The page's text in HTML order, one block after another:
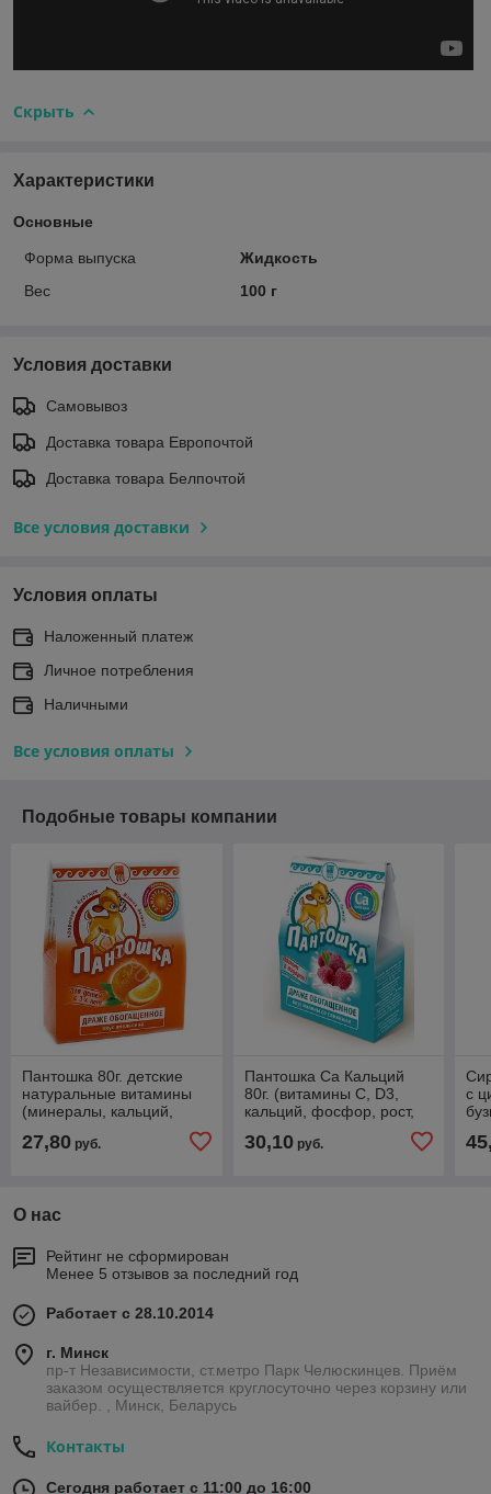
Скрыть
Характеристики
Основные
Форма выпуска
Жидкость
Вес
100 г
Условия доставки
Самовывоз
Доставка товара Европочтой
Доставка товара Белпочтой
Все условия доставки
Условия оплаты
Наложенный платеж
Личное потребления
Наличными
Все условия оплаты
Подобные товары компании
Пантошка 80г. детские
натуральные витамины
(минералы, кальций,
железо, йод, иммунитет,
развитие, рост, грипп)
27,80 руб.
Пантошка Ca Кальций
80г. (витамины С, D3,
кальций, фосфор, рост,
травмы, занятие
30,10руб.
с
О нас
Рейтинг не сформирован
Менее 5 отзывов за последний год
Работает с 28.10.2014
г. Минск
пр-т Независимости, ст.метро Парк Челюскинцев. Приём
заказом осуществляется круглосуточно через корзину или
вайбер. , Минск, Беларусь
Контакты
Сегодня работает с 11:00 до 16:00